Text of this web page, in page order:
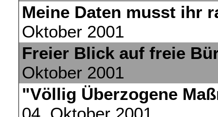
Meine Daten musst ihr
Oktober 2001
Freier Blick auf freie
Oktober 2001
"Völlig Überzogene